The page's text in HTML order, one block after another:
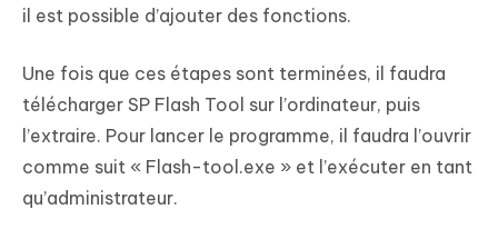
il est possible d’ajouter des fonctions.
Une fois que ces étapes sont terminées, il faudra
télécharger SP Flash Tool sur l’ordinateur, puis
l’extraire. Pour lancer le programme, il faudra l’ouvrir
comme suit « Flash-tool.exe » et l’exécuter en tant
qu’administrateur.